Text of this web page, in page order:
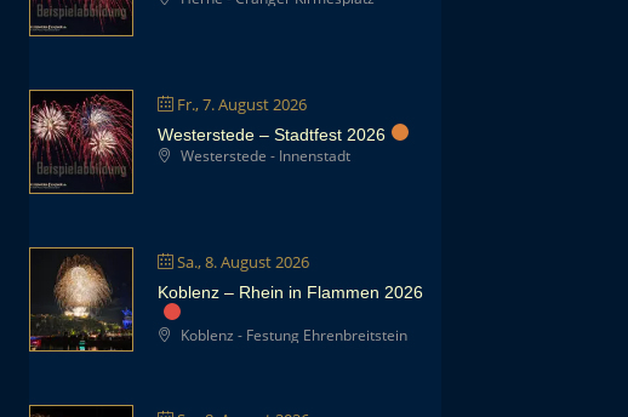
Fr., 7. August 2026
Westerstede – Stadtfest 2026
Westerstede - Innenstadt
Sa., 8. August 2026
Koblenz – Rhein in Flammen 2026
Koblenz - Festung Ehrenbreitstein